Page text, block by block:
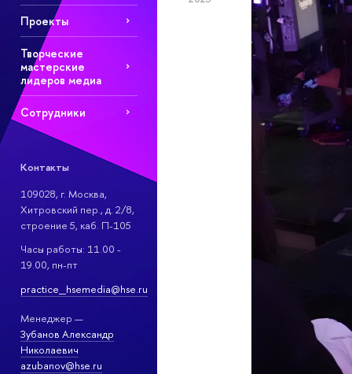
Проекты
Творческие
мастерские
лидеров медиа
Сотрудники
Контакты
109028, г. Москва,
Хитровский пер., д. 2/8,
строение 5, каб. П-105
Часы работы: 11.00 -
19.00, пн-пт
practice_hsemedia@hse.ru
Менеджер —
Зубанов Александр
Николаевич
azubanov@hse.ru